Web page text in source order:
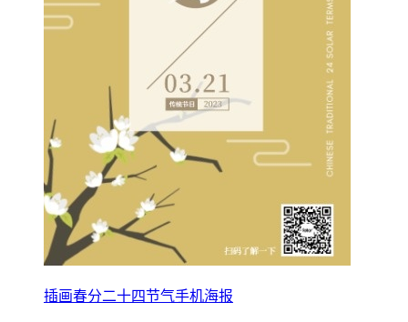
插画春分二十四节气手机海报